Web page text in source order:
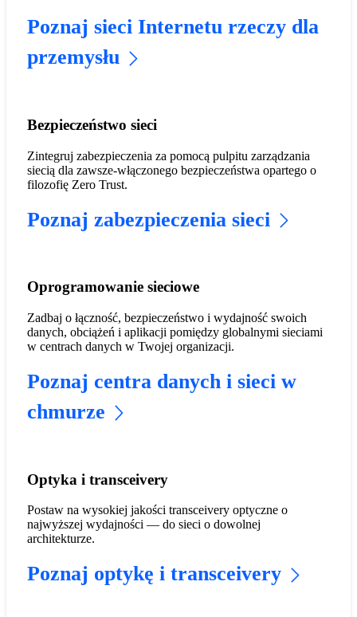
Poznaj sieci Internetu rzeczy dla
przemysłu
Bezpieczeństwo sieci
Zintegruj zabezpieczenia za pomocą pulpitu zarządzania
siecią dla zawsze-włączonego bezpieczeństwa opartego o
filozofię Zero Trust.
Poznaj zabezpieczenia sieci
Oprogramowanie sieciowe
Zadbaj o łączność, bezpieczeństwo i wydajność swoich
danych, obciążeń i aplikacji pomiędzy globalnymi sieciami
w centrach danych w Twojej organizacji.
Poznaj centra danych i sieci w
chmurze
Optyka i transceivery
Postaw na wysokiej jakości transceivery optyczne o
najwyższej wydajności — do sieci o dowolnej
architekturze.
Poznaj optykę i transceivery